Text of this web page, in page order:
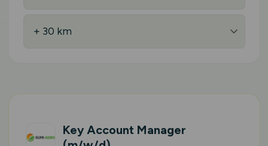
Key Account Manager